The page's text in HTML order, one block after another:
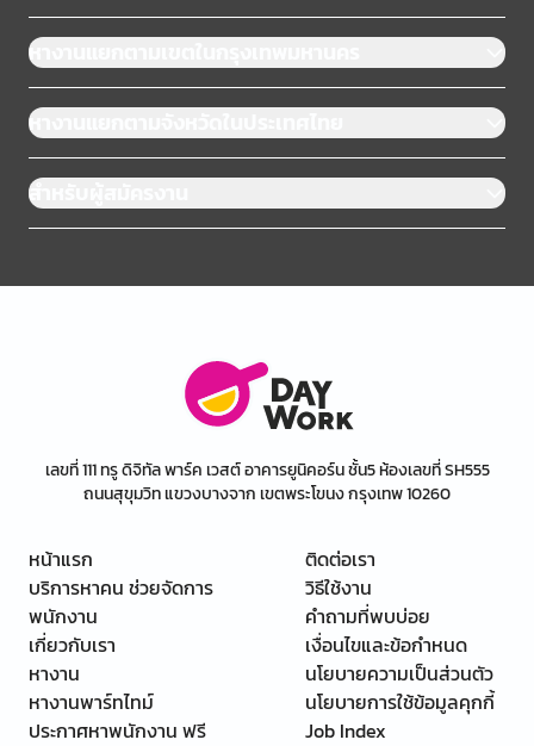
หางานแยกตามเขตในกรุงเทพมหานคร
หางานแยกตามจังหวัดในประเทศไทย
สำหรับผู้สมัครงาน
เลขที่ 111 ทรู ดิจิทัล พาร์ค เวสต์ อาคารยูนิคอร์น ชั้น5 ห้องเลขที่ SH555
ถนนสุขุมวิท แขวงบางจาก เขตพระโขนง กรุงเทพ 10260
หน้าแรก
บริการหาคน ช่วยจัดการ
พนักงาน
เกี่ยวกับเรา
หางาน
หางานพาร์ทไทม์
ประกาศหาพนักงาน ฟรี
ติดต่อเรา
วิธีใช้งาน
คำถามที่พบบ่อย
เงื่อนไขและข้อกำหนด
นโยบายความเป็นส่วนตัว
นโยบายการใช้ข้อมูลคุกกี้
Job Index